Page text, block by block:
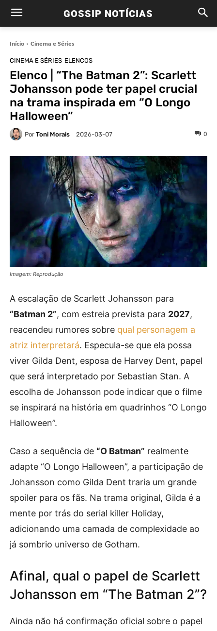
GOSSIP NOTÍCIAS
Início Cinema e Séries
CINEMA E SÉRIES ELENCOS
Elenco | “The Batman 2”: Scarlett
Johansson pode ter papel crucial
na trama inspirada em “O Longo
Halloween”
Por Toni Morais 2026-03-07 0
Imagem: Reprodução
A escalação de Scarlett Johansson para
“Batman 2”, com estreia prevista para 2027,
reacendeu rumores sobre qual personagem a
atriz interpretará. Especula-se que ela possa
viver Gilda Dent, esposa de Harvey Dent, papel
que será interpretado por Sebastian Stan. A
escolha de Johansson pode indicar que o filme
se inspirará na história em quadrinhos “O Longo
Halloween”.
Caso a sequência de “O Batman” realmente
adapte “O Longo Halloween”, a participação de
Johansson como Gilda Dent traria um grande
spoiler para os fãs. Na trama original, Gilda é a
mente por trás do serial killer Holiday,
adicionando uma camada de complexidade ao
já sombrio universo de Gotham.
Afinal, qual o papel de Scarlett
Johansson em “The Batman 2”?
Ainda não há confirmação oficial sobre o papel